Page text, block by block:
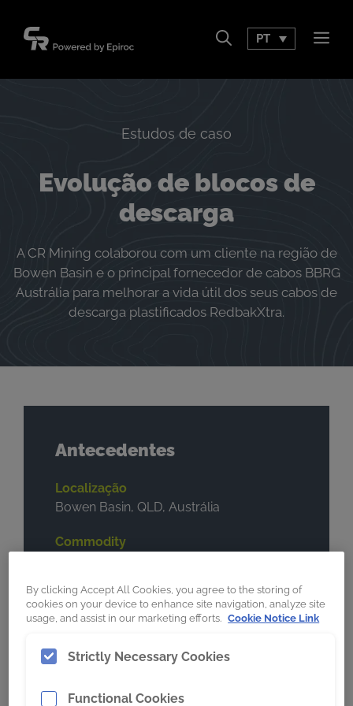
para
PT
Estudos de caso
Evolução de blocos de
descarga
A CR Mining colaborou com um cliente na região de
Bowen Basin e o principal fornecedor de cabos BBRG
Austrália para melhorar a vida útil dos seus cabos de
descarga plastificados RedbakXtra.
Antecedentes
Localização
Bowen Basin, QLD, Austrália
Commodity
Condições de escavação
Sobrecarga (overburden)
Máquina
Dragline
Marca e modelo
By clicking Accept All Cookies, you agree to the storing of
cookies on your device to enhance site navigation, analyze site
usage, and assist in our marketing efforts. Cookie Notice Link
Strictly Necessary Cookies
Functional Cookies